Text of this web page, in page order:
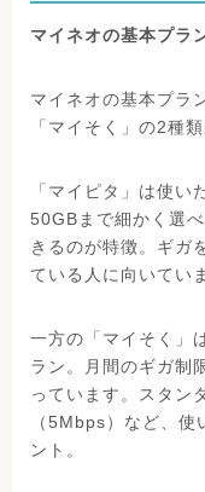
マイネオの基本プラ
マイネオの基本プラ
「マイそく」の2種
「マイピタ」は使い
50GBまで細かく選
きるのが特徴。ギガ
ている人に向いてい
一方の「マイそく」
ラン。月間のギガ制
っています。スタン
（5Mbps）など、
ント。